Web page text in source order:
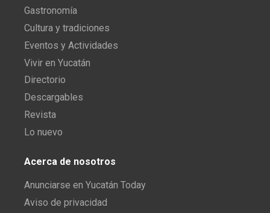
Gastronomía
Cultura y tradiciones
Eventos y Actividades
Vivir en Yucatán
Directorio
Descargables
Revista
Lo nuevo
Acerca de nosotros
Anunciarse en Yucatán Today
Aviso de privacidad